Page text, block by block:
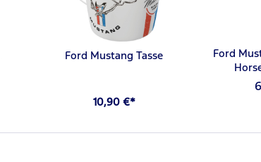
Ford Mustang Tasse
10,90 €*
Ford